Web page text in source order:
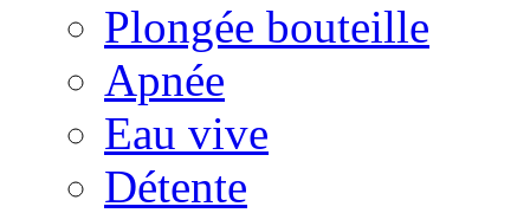
Plongée bouteille
Apnée
Eau vive
Détente